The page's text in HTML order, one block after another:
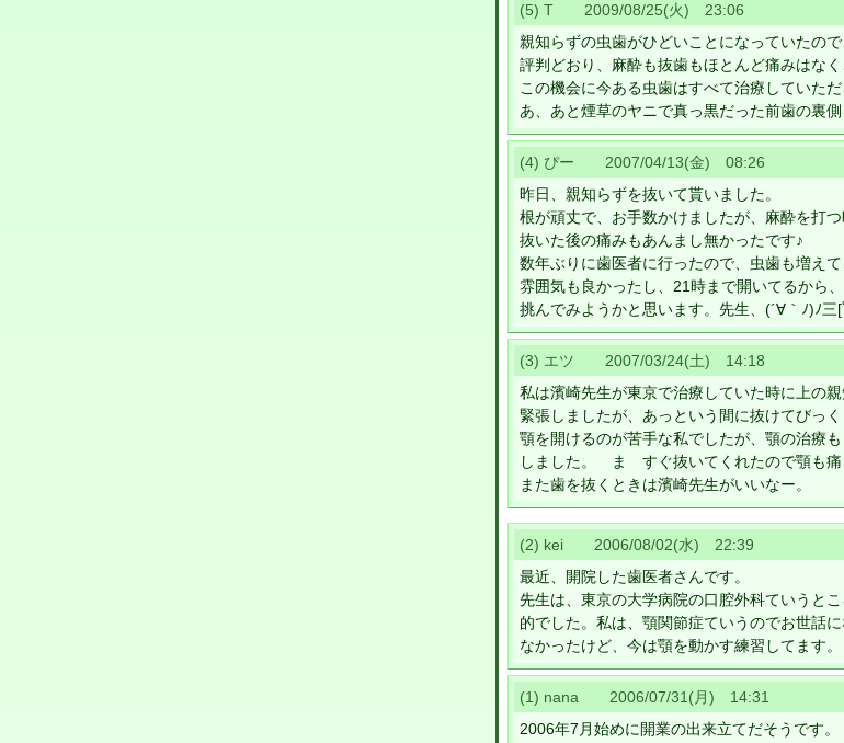
(5) T 2009/08/25(火) 23:06
親知らずの虫歯がひどいことになっていたの
評判どおり、麻酔も抜歯もほとんど痛みはな
この機会に今ある虫歯はすべて治療していただ
あ、あと煙草のヤニで真っ黒だった前歯の裏
(4) ぴー 2007/04/13(金) 08:26
昨日、親知らずを抜いて貰いました。
根が頑丈で、お手数かけましたが、麻酔を打
抜いた後の痛みもあんまし無かったです♪
数年ぶりに歯医者に行ったので、虫歯も増えて
雰囲気も良かったし、21時まで開いてるから
挑んでみようかと思います。先生、(´∀｀ﾉ)ﾉ三[
(3) エツ 2007/03/24(土) 14:18
私は濱崎先生が東京で治療していた時に上の親
緊張しましたが、あっという間に抜けてびっく
顎を開けるのが苦手な私でしたが、顎の治療
しました。 ま すぐ抜いてくれたので顎も痛
また歯を抜くときは濱崎先生がいいなー。
(2) kei 2006/08/02(水) 22:39
最近、開院した歯医者さんです。
先生は、東京の大学病院の口腔外科ていうと
的でした。私は、顎関節症ていうのでお世話
なかったけど、今は顎を動かす練習してます。
(1) nana 2006/07/31(月) 14:31
2006年7月始めに開業の出来立てだそうです。